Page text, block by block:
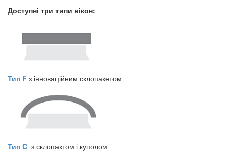
Доступні три типи вікон:
Тип F з інноваційним склопакетом
Тип C з склопактом і куполом